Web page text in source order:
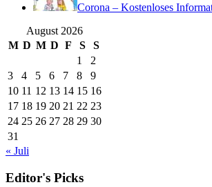
Corona – Kostenloses
August 2026
M D M D F S
S
1
2
3
4 5 6 7 8
9
10 11 12 13 14 15 16
17 18 19 20 21 22 23
24 25 26 27 28 29 30
31
« Juli
Editor's Picks